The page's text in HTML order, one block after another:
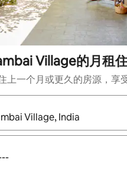
Village的月租
上一个月或更久的房源，享
结果，请使用上下方向键查看，